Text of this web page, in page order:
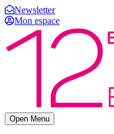
Newsletter
Mon espace
Open Menu